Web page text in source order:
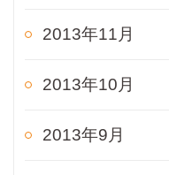
2013年11月
2013年10月
2013年9月